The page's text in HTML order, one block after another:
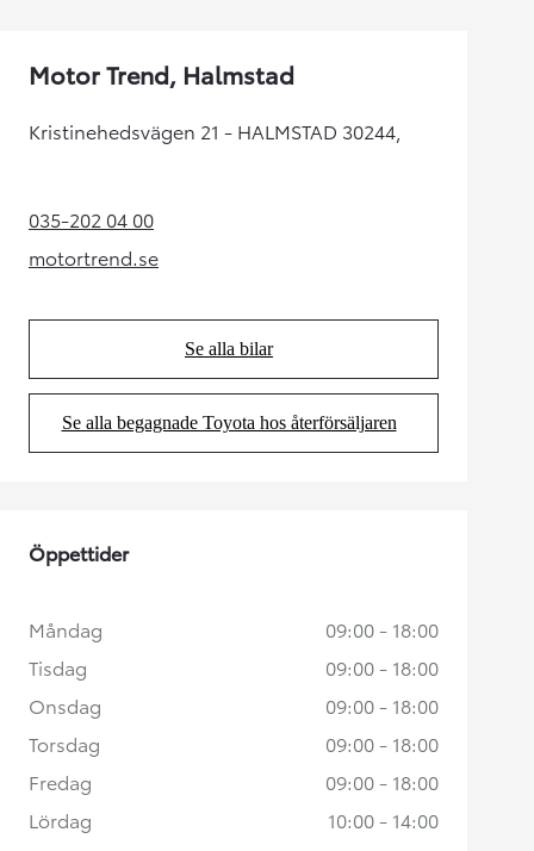
Motor Trend, Halmstad
Kristinehedsvägen 21 - HALMSTAD 30244,
035-202 04 00(Opens in new tab)
motortrend.se(Opens in new tab)
Se alla bilar
(Opens in new tab)
Se alla begagnade Toyota hos återförsäljaren
(Opens in new tab)
Öppettider
Måndag
09:00 - 18:00
Tisdag
09:00 - 18:00
Onsdag
09:00 - 18:00
Torsdag
09:00 - 18:00
Fredag
09:00 - 18:00
Lördag
10:00 - 14:00